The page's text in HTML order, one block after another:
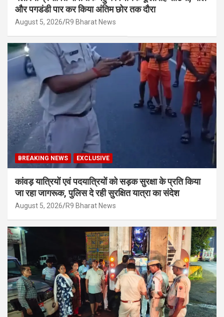
और पगडंडी पार कर किया अंतिम छोर तक दौरा
August 5, 2026 R9 Bharat News
BREAKING NEWS EXCLUSIVE
कांवड़ यात्रियों एवं पदयात्रियों को सड़क सुरक्षा के प्रति किया
जा रहा जागरूक, पुलिस दे रही सुरक्षित यात्रा का संदेश
August 5, 2026 R9 Bharat News